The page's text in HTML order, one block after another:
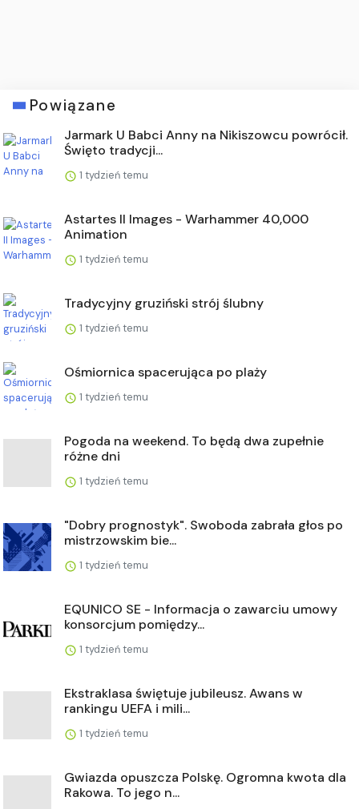
Powiązane
Jarmark U Babci Anny na Nikiszowcu powrócił.
Święto tradycji...
1 tydzień temu
Astartes II Images - Warhammer 40,000
Animation
1 tydzień temu
Tradycyjny gruziński strój ślubny
1 tydzień temu
Ośmiornica spacerująca po plaży
1 tydzień temu
Pogoda na weekend. To będą dwa zupełnie
różne dni
1 tydzień temu
"Dobry prognostyk". Swoboda zabrała głos po
mistrzowskim bie...
1 tydzień temu
EQUNICO SE - Informacja o zawarciu umowy
konsorcjum pomiędzy...
1 tydzień temu
Ekstraklasa świętuje jubileusz. Awans w
rankingu UEFA i mili...
1 tydzień temu
Gwiazda opuszcza Polskę. Ogromna kwota dla
Rakowa. To jego n...